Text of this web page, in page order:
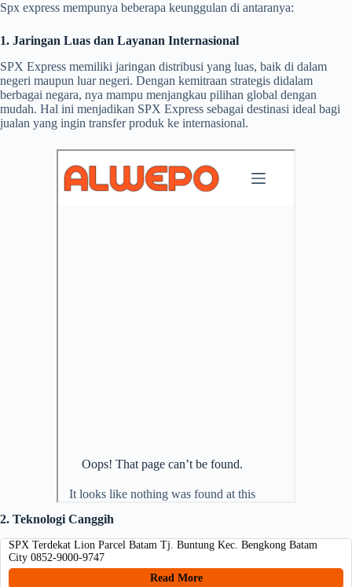
Spx express mempunya beberapa keunggulan di antaranya:
1. Jaringan Luas dan Layanan Internasional
SPX Express memiliki jaringan distribusi yang luas, baik di dalam
negeri maupun luar negeri. Dengan kemitraan strategis didalam
berbagai negara, nya mampu menjangkau pilihan global dengan
mudah. Hal ini menjadikan SPX Express sebagai destinasi ideal bagi
jualan yang ingin transfer produk ke internasional.
2. Teknologi Canggih
SPX Terdekat Lion Parcel Batam Tj. Buntung Kec. Bengkong Batam
City 0852-9000-9747
Read More